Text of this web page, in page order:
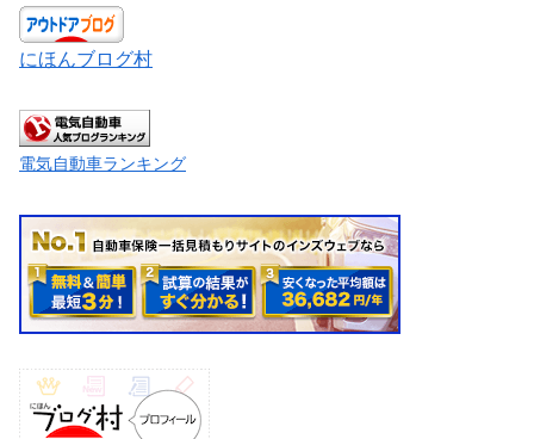
にほんブログ村
電気自動車ランキング